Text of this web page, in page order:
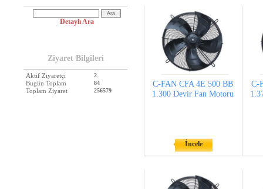
Detaylı Ara
Ziyaret Bilgileri
Aktif Ziyaretçi 2
Bugün Toplam 84
Toplam Ziyaret 256579
C-FAN CFA 4E 500 BB
1.300 Devir Fan Motoru
İncele
C-